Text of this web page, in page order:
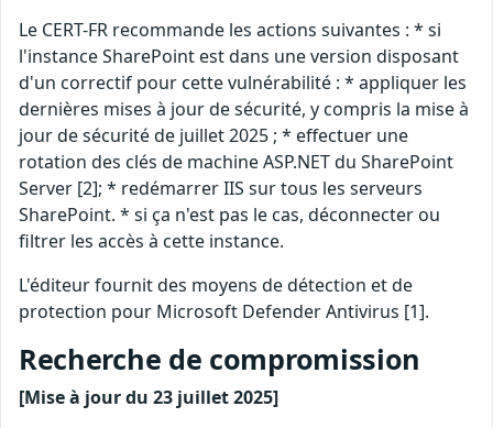
Le CERT-FR recommande les actions suivantes : * si
l'instance SharePoint est dans une version disposant
d'un correctif pour cette vulnérabilité : * appliquer les
dernières mises à jour de sécurité, y compris la mise à
jour de sécurité de juillet 2025 ; * effectuer une
rotation des clés de machine ASP.NET du SharePoint
Server [2]; * redémarrer IIS sur tous les serveurs
SharePoint. * si ça n'est pas le cas, déconnecter ou
filtrer les accès à cette instance.
L'éditeur fournit des moyens de détection et de
protection pour Microsoft Defender Antivirus [1].
Recherche de compromission
[Mise à jour du 23 juillet 2025]